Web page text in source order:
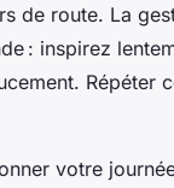
de route. La
: inspirez
Répéter
votre